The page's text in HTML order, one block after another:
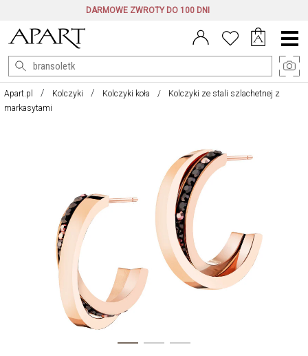
DARMOWE ZWROTY DO 100 DNI
Menu
główne
Apart.pl Kolczyki Kolczyki koła
Kolczyki ze stali szlachetnej z
markasytami